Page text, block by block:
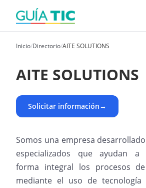
Inicio/Directorio/AITE SOLUTIONS
AITE SOLUTIONS
Solicitar información→
Somos una empresa
especializados que ayudan
forma integral los procesos
mediante el uso de tecnología